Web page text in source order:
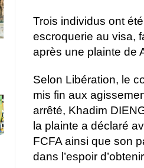
Trois individus ont
escroquerie au visa,
après une plainte de
Selon Libération, le
mis fin aux
arrêté, Khadim
la plainte a déclaré
FCFA ainsi que son
dans l’espoir